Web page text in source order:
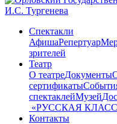
Спектакли
АфишаРепертуар
зрителей
Театр
О театреДокументы
сертификаты
спектаклейМузей
«РУССКАЯ
Контакты